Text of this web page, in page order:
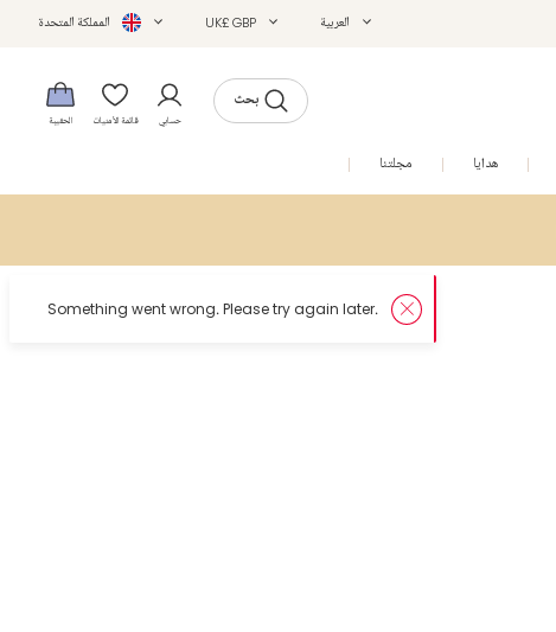
العربية UK£ GBP المملكة المتحدة
بحث
حسابي قائمة الأمنيات الحقيبة
هدايا مجلتنا